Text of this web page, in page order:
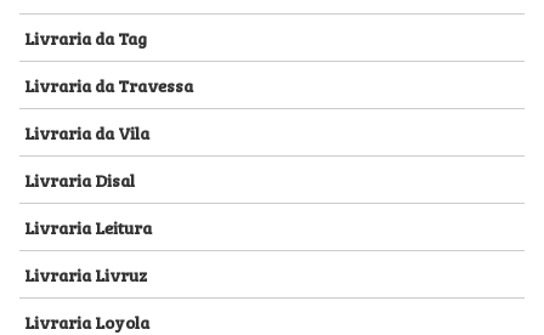
Livraria da Tag
Livraria da Travessa
Livraria da Vila
Livraria Disal
Livraria Leitura
Livraria Livruz
Livraria Loyola